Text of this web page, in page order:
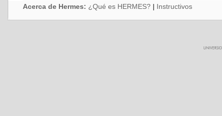
Acerca de Hermes: ¿Qué es HERMES? | Instructivos